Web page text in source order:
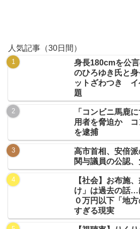
人気記事（30日間）
身長180cmを公
のひろゆき氏と
ットざわつき イ
題
「コンビニ馬鹿
用者を脅迫か コ
を逮捕
高市首相、安倍
関与議員の公認
【社会】お布施
け」は過去の話…
０万円以下「地
すぎる現実